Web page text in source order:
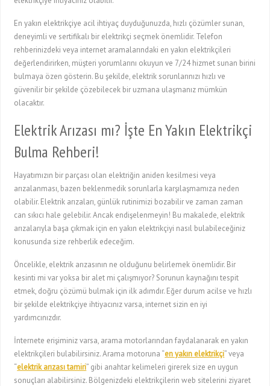
En yakın elektrikçiye acil ihtiyaç duyduğunuzda, hızlı çözümler sunan,
deneyimli ve sertifikalı bir elektrikçi seçmek önemlidir. Telefon
rehberinizdeki veya internet aramalarındaki en yakın elektrikçileri
değerlendirirken, müşteri yorumlarını okuyun ve 7/24 hizmet sunan birini
bulmaya özen gösterin. Bu şekilde, elektrik sorunlarınızı hızlı ve
güvenilir bir şekilde çözebilecek bir uzmana ulaşmanız mümkün
olacaktır.
Elektrik Arızası mı? İşte En Yakın Elektrikçi
Bulma Rehberi!
Hayatımızın bir parçası olan elektriğin aniden kesilmesi veya
arızalanması, bazen beklenmedik sorunlarla karşılaşmamıza neden
olabilir. Elektrik arızaları, günlük rutinimizi bozabilir ve zaman zaman
can sıkıcı hale gelebilir. Ancak endişelenmeyin! Bu makalede, elektrik
arızalarıyla başa çıkmak için en yakın elektrikçiyi nasıl bulabileceğiniz
konusunda size rehberlik edeceğim.
Öncelikle, elektrik arızasının ne olduğunu belirlemek önemlidir. Bir
kesinti mi var yoksa bir alet mi çalışmıyor? Sorunun kaynağını tespit
etmek, doğru çözümü bulmak için ilk adımdır. Eğer durum acilse ve hızlı
bir şekilde elektrikçiye ihtiyacınız varsa, internet sizin en iyi
yardımcınızdır.
İnternete erişiminiz varsa, arama motorlarından faydalanarak en yakın
elektrikçileri bulabilirsiniz. Arama motoruna “en yakın elektrikçi” veya
“elektrik arızası tamiri” gibi anahtar kelimeleri girerek size en uygun
sonuçları alabilirsiniz. Bölgenizdeki elektrikçilerin web sitelerini ziyaret